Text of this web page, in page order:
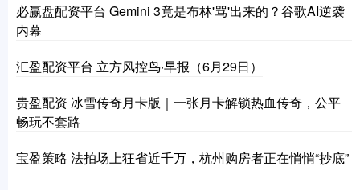
必赢盘配资平台 Gemini 3竟是布林'骂'出来的？谷歌AI逆袭
内幕
汇盈配资平台 立方风控鸟·早报（6月29日）
贵盈配资 冰雪传奇月卡版｜一张月卡解锁热血传奇，公平
畅玩不套路
宝盈策略 法拍场上狂省近千万，杭州购房者正在悄悄“抄底”